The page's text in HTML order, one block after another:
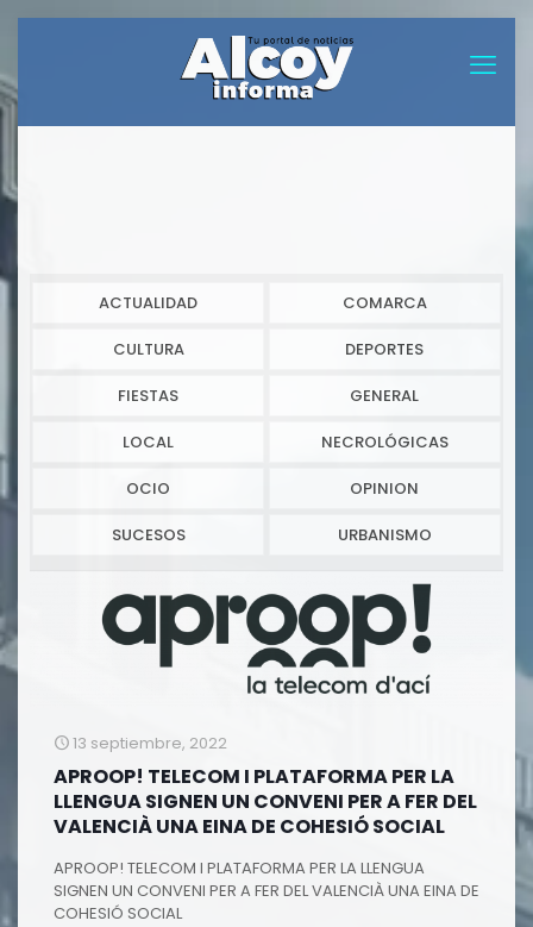
ACTUALIDAD COMARCA
CULTURA DEPORTES
FIESTAS GENERAL
LOCAL NECROLÓGICAS
OCIO OPINION
SUCESOS URBANISMO
13 septiembre, 2022
APROOP! TELECOM I PLATAFORMA PER LA
LLENGUA SIGNEN UN CONVENI PER A FER DEL
VALENCIÀ UNA EINA DE COHESIÓ SOCIAL
APROOP! TELECOM I PLATAFORMA PER LA LLENGUA
SIGNEN UN CONVENI PER A FER DEL VALENCIÀ UNA EINA DE
COHESIÓ SOCIAL